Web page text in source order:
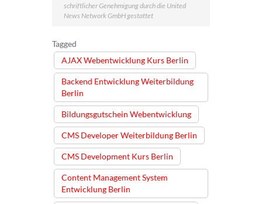
schriftlicher Genehmigung durch die United
News Network GmbH gestattet
Tagged
AJAX Webentwicklung Kurs Berlin
Backend Entwicklung Weiterbildung
Berlin
Bildungsgutschein Webentwicklung
CMS Developer Weiterbildung Berlin
CMS Development Kurs Berlin
Content Management System
Entwicklung Berlin